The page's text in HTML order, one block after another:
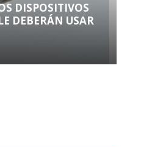
DISPOSITIVOS
DEBERÁN USAR